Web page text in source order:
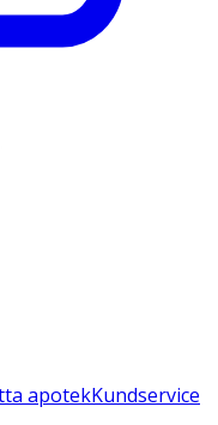
apotekKundservice